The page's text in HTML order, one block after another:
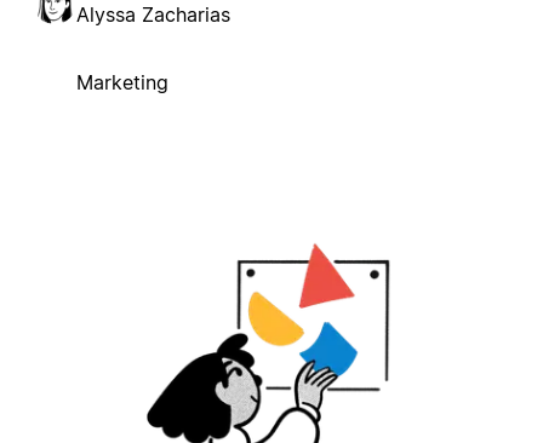
Alyssa Zacharias
Marketing